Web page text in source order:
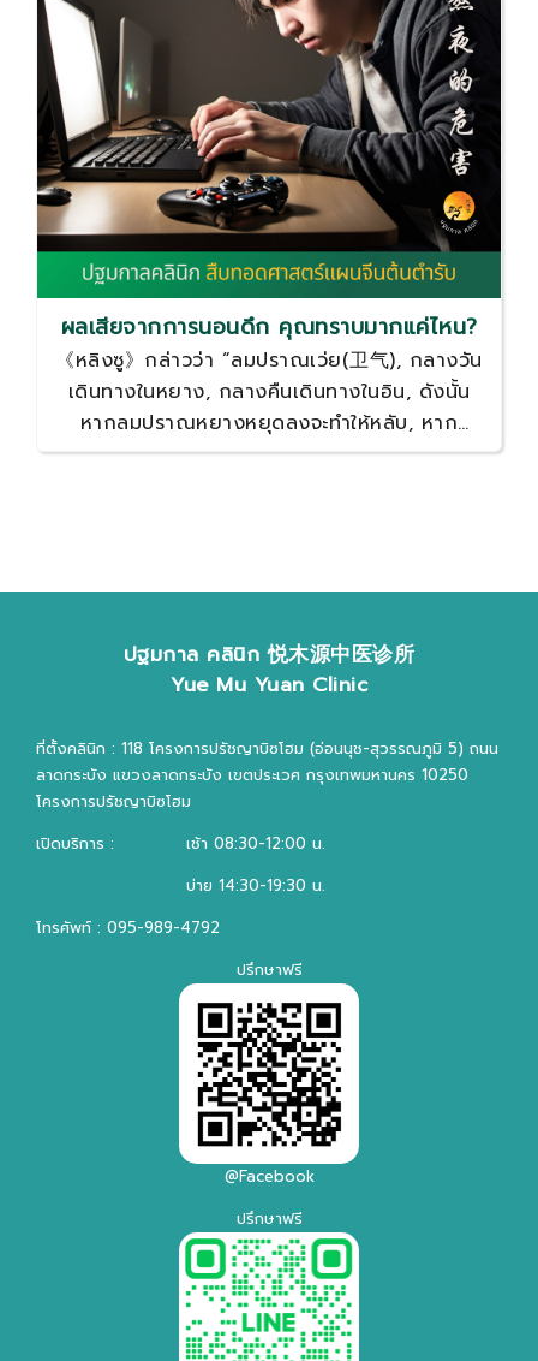
ผลเสียจากการนอนดึก คุณทราบมากแค่ไหน?
《หลิงซู》กล่าวว่า “ลมปราณเว่ย(卫气), กลางวัน
เดินทางในหยาง, กลางคืนเดินทางในอิน, ดังนั้น
หากลมปราณหยางหยุดลงจะทำให้หลับ, หาก
ลมปราณอินหยุดลงจะทำให้ตื่น” หากนอนดึก การ
ปฐมกาล คลินิก 悦木源中医诊所
Yue Mu Yuan Clinic
ที่ตั้งคลินิก : 118 โครงการปรัชญาบิซโฮม (อ่อนนุช-สุวรรณภูมิ 5) ถนน
ลาดกระบัง แขวงลาดกระบัง เขตประเวศ กรุงเทพมหานคร 10250
โครงการปรัชญาบิซโฮม
เปิดบริการ :
เช้า 08:30-12:00 น.
บ่าย 14:30-19:30 น.
โทรศัพท์ : 095-989-4792
ปรึกษาฟรี
@Facebook
ปรึกษาฟรี